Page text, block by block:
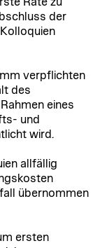
der
verpflichten
des
eines
und
wird.
allfällig
übernommen
ersten